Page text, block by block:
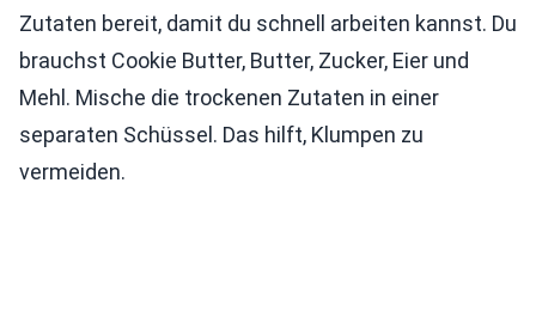
Zutaten bereit, damit du schnell arbeiten kannst. Du
brauchst Cookie Butter, Butter, Zucker, Eier und
Mehl. Mische die trockenen Zutaten in einer
separaten Schüssel. Das hilft, Klumpen zu
vermeiden.